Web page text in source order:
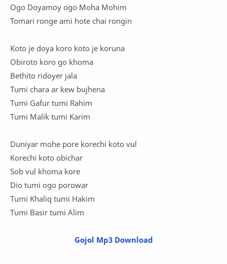
Ogo Doyamoy ogo Moha Mohim
Tomari ronge ami hote chai rongin
Koto je doya koro koto je koruna
Obiroto koro go khoma
Bethito ridoyer jala
Tumi chara ar kew bujhena
Tumi Gafur tumi Rahim
Tumi Malik tumi Karim
Duniyar mohe pore korechi koto vul
Korechi koto obichar
Sob vul khoma kore
Dio tumi ogo porowar
Tumi Khaliq tumi Hakim
Tumi Basir tumi Alim
Gojol Mp3 Download